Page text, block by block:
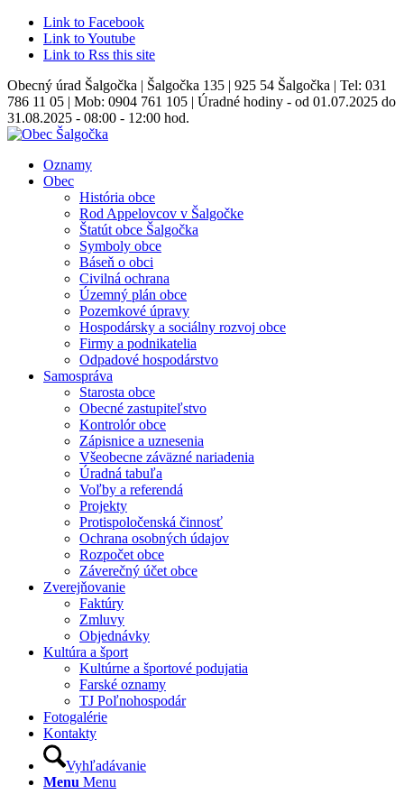
Link to Facebook
Link to Youtube
Link to Rss this site
Obecný úrad Šalgočka | Šalgočka 135 | 925 54 Šalgočka | Tel: 031
786 11 05 | Mob: 0904 761 105 | Úradné hodiny - od 01.07.2025 do
31.08.2025 - 08:00 - 12:00 hod.
Oznamy
Obec
História obce
Rod Appelovcov v Šalgočke
Štatút obce Šalgočka
Symboly obce
Báseň o obci
Civilná ochrana
Územný plán obce
Pozemkové úpravy
Hospodársky a sociálny rozvoj obce
Firmy a podnikatelia
Odpadové hospodárstvo
Samospráva
Starosta obce
Obecné zastupiteľstvo
Kontrolór obce
Zápisnice a uznesenia
Všeobecne záväzné nariadenia
Úradná tabuľa
Voľby a referendá
Projekty
Protispoločenská činnosť
Ochrana osobných údajov
Rozpočet obce
Záverečný účet obce
Zverejňovanie
Faktúry
Zmluvy
Objednávky
Kultúra a šport
Kultúrne a športové podujatia
Farské oznamy
TJ Poľnohospodár
Fotogalérie
Kontakty
Vyhľadávanie
Menu Menu